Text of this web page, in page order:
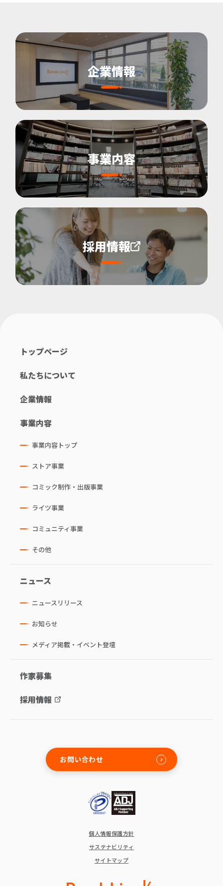
企業情報
事業内容
採用情報
トップページ
私たちについて
企業情報
事業内容
事業内容トップ
ストア事業
コミック制作・出版事業
ライツ事業
コミュニティ事業
その他
ニュース
ニュースリリース
お知らせ
メディア掲載・イベント登壇
作家募集
採用情報
お問い合わせ
個人情報保護方針
サステナビリティ
サイトマップ